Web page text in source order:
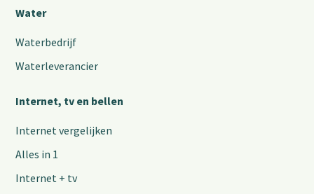
Water
Waterbedrijf
Waterleverancier
Internet, tv en bellen
Internet vergelijken
Alles in 1
Internet + tv